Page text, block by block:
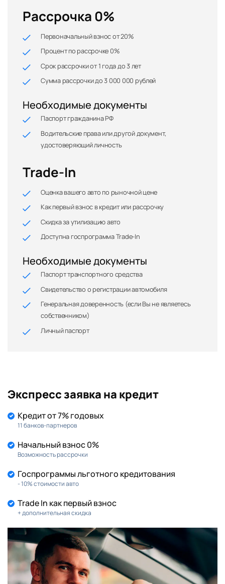
Рассрочка 0%
Первоначальный взнос от 20%
Процент по рассрочке 0%
Срок рассрочки от 1 года до 3 лет
Сумма рассрочки до 3 000 000 рублей
Необходимые документы
Паспорт гражданина РФ
Водительские права или другой документ,
удостоверяющий личность
Trade-In
Оценка вашего авто по рыночной цене
Как первый взнос в кредит или рассрочку
Скидка за утилизацию авто
Доступна госпрограмма Trade-In
Необходимые документы
Паспорт транспортного средства
Свидетельство о регистрации автомобиля
Генеральная доверенность (если Вы не являетесь
собственником)
Личный паспорт
Экспресс заявка на кредит
Кредит от 7% годовых
11 банков-партнеров
Начальный взнос 0%
Возможность рассрочки
Госпрограммы льготного кредитования
- 10% стоимости авто
Trade In как первый взнос
+ дополнительная скидка